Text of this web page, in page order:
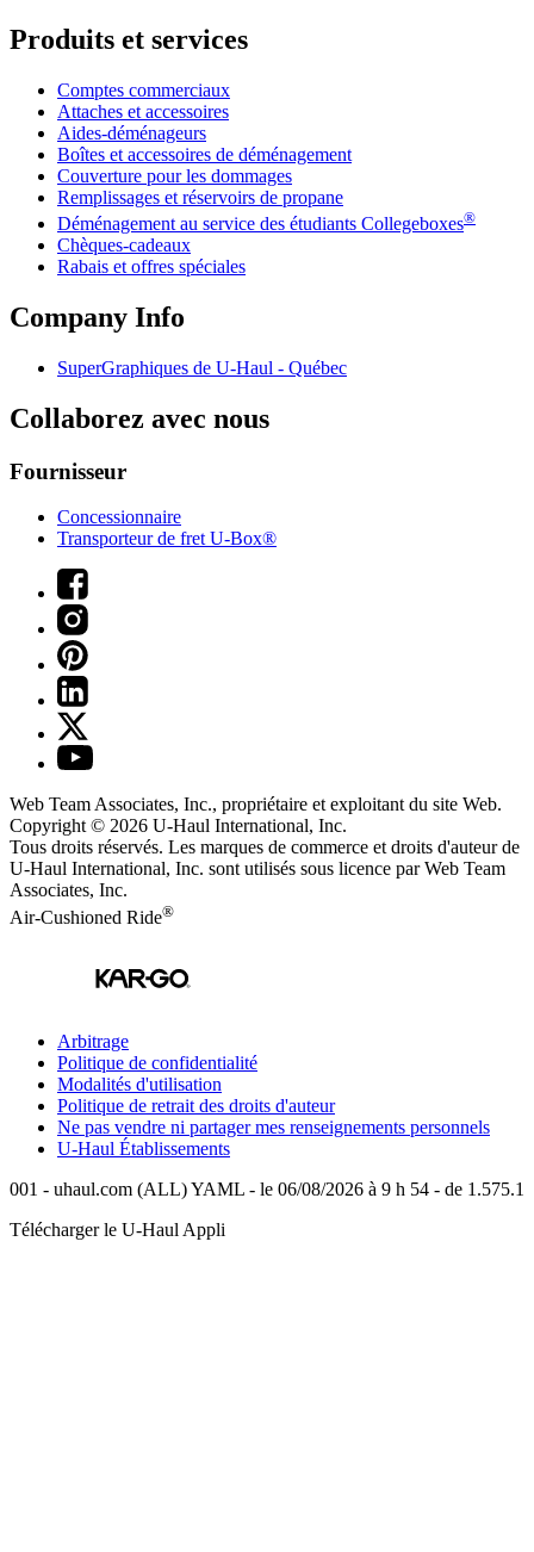
Produits et services
Comptes commerciaux
Attaches et accessoires
Aides-déménageurs
Boîtes et accessoires de déménagement
Couverture pour les dommages
Remplissages et réservoirs de propane
Déménagement au service des étudiants Collegeboxes®
Chèques-cadeaux
Rabais et offres spéciales
Company Info
SuperGraphiques de U-Haul - Québec
Collaborez avec nous
Fournisseur
Concessionnaire
Transporteur de fret U-Box®
Web Team Associates, Inc., propriétaire et exploitant du site Web.
Copyright © 2026 U-Haul International, Inc.
Tous droits réservés. Les marques de commerce et droits d'auteur de
U-Haul International, Inc. sont utilisés sous licence par Web Team
Associates, Inc.
Air-Cushioned Ride®
Arbitrage
Politique de confidentialité
Modalités d'utilisation
Politique de retrait des droits d'auteur
Ne pas vendre ni partager mes renseignements personnels
U-Haul Établissements
001 - uhaul.com (ALL) YAML - le 06/08/2026 à 9 h 54 - de 1.575.1
Télécharger le U-Haul Appli